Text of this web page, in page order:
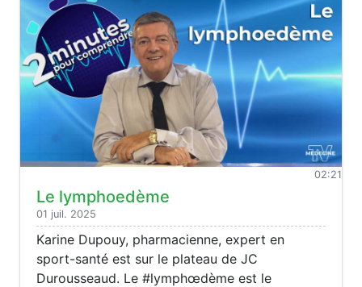
02:21
Le lymphoedème
01 juil. 2025
Karine Dupouy, pharmacienne, expert en
sport-santé est sur le plateau de JC
Durousseaud. Le #lymphœdème est le